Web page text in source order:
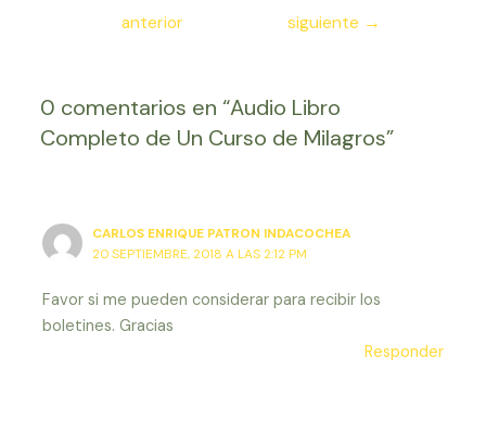
entradasanterior
siguiente →
0 comentarios en “Audio Libro
Completo de Un Curso de Milagros”
CARLOS ENRIQUE PATRON INDACOCHEA
20 SEPTIEMBRE, 2018 A LAS 2:12 PM
Favor si me pueden considerar para recibir los
boletines. Gracias
Responder